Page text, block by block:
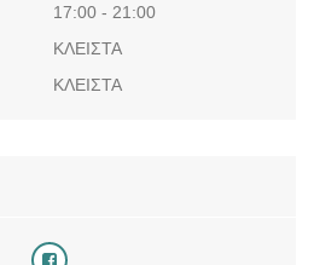
17:00 - 21:00
ΚΛΕΙΣΤΑ
ΚΛΕΙΣΤΑ